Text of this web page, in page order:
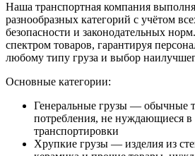
Наша транспортная компания
разнообразных категорий с учётом
безопасности и законодательных
спектром товаров, гарантируя
любому типу груза и выбор
Основные категории:
Генеральные грузы — обычные
потребления, не нуждающиеся в
транспортировки
Хрупкие грузы — изделия из